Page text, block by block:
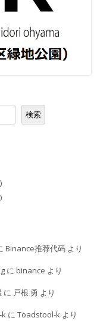
2023ガラス/レジン
2023粘土/陶器/紙/木工/樹脂
2023衣類/布小物/刺繍
2023絵/書籍/写真
検索
Binance推荐代码 より
にbinance より
に 戸根 勇 より
k にToadstool-k より